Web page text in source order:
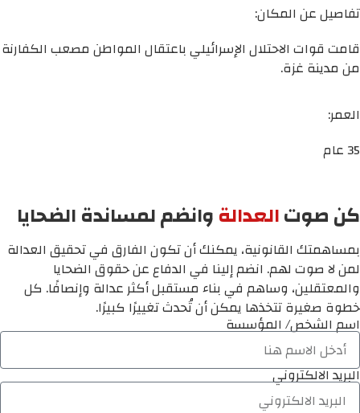
تفاصيل عن المكان:
قامت قوات الاحتلال الإسرائيلي باعتقال المواطن مصعب الكفارنة
من مدينة غزة.
العمر:
35 عام
كن صوتالعدالةوانضم لمساندة الضحايا
بمساهمتك القانونية، يمكنك أن تكون الفارق في تحقيق العدالة
لمن لا صوت لهم. انضم إلينا في الدفاع عن حقوق الضحايا
والمعتقلين، وساهم في بناء مستقبل أكثر عدالة وإنصافًا. كل
خطوة صغيرة تتخذها يمكن أن تُحدث تغييرًا كبيرًا.
اسم الشخص/ المؤسسة
البريد الالكتروني